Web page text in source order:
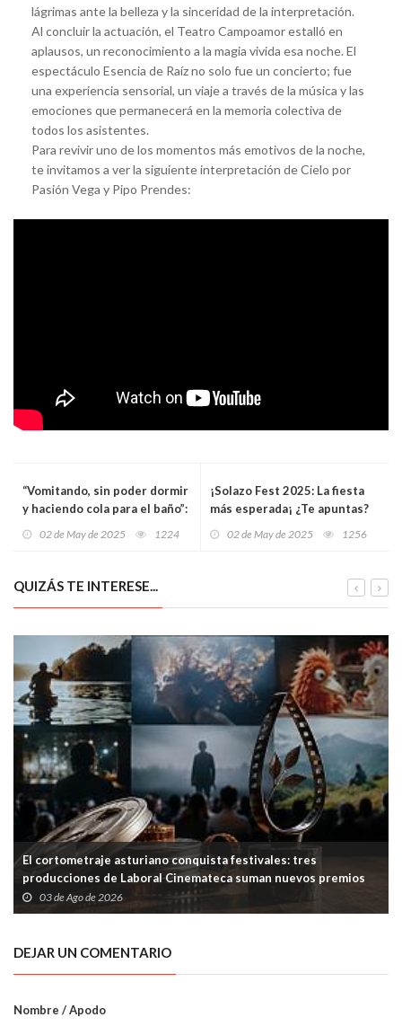
lágrimas ante la belleza y la sinceridad de la interpretación.
Al concluir la actuación, el Teatro Campoamor estalló en
aplausos, un reconocimiento a la magia vivida esa noche. El
espectáculo Esencia de Raíz no solo fue un concierto; fue
una experiencia sensorial, un viaje a través de la música y las
emociones que permanecerá en la memoria colectiva de
todos los asistentes.
Para revivir uno de los momentos más emotivos de la noche,
te invitamos a ver la siguiente interpretación de Cielo por
Pasión Vega y Pipo Prendes:
“Vomitando, sin poder dormir
y haciendo cola para el baño”:
masiva que arruinó el viaje de
02 de May de 2025 1224
¡Solazo Fest 2025: La fiesta
más esperada¡ ¿Te apuntas?
02 de May de 2025 1256
QUIZÁS TE INTERESE...
El cortometraje asturiano conquista festivales: tres
producciones de Laboral Cinemateca suman nuevos premios
03 de Ago de 2026
DEJAR UN COMENTARIO
Nombre / Apodo